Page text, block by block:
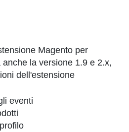
Magento per
la versione 1.9 e 2.x,
dell'estensione
eventi